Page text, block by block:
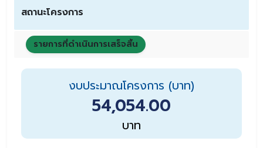
สถานะโครงการ
รายการที่ดำเนินการเสร็จสิ้น
งบประมาณโครงการ (บาท)
54,054.00
บาท